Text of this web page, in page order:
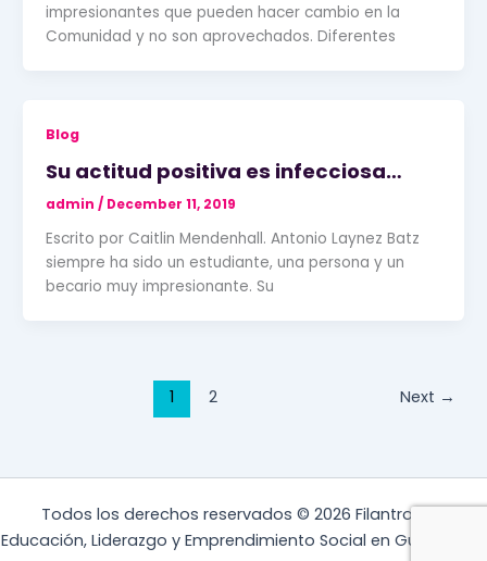
impresionantes que pueden hacer cambio en la
Comunidad y no son aprovechados. Diferentes
Blog
Su actitud positiva es infecciosa…
admin / December 11, 2019
Escrito por Caitlin Mendenhall. Antonio Laynez Batz
siempre ha sido un estudiante, una persona y un
becario muy impresionante. Su
1 2 Next →
Todos los derechos reservados © 2026 Filantropis |
Educación, Liderazgo y Emprendimiento Social en Guatemala